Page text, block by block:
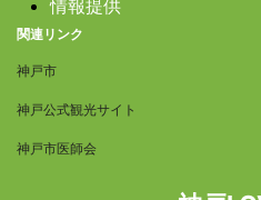
情報提供
関連リンク
神戸市
神戸公式観光サイト
神戸市医師会